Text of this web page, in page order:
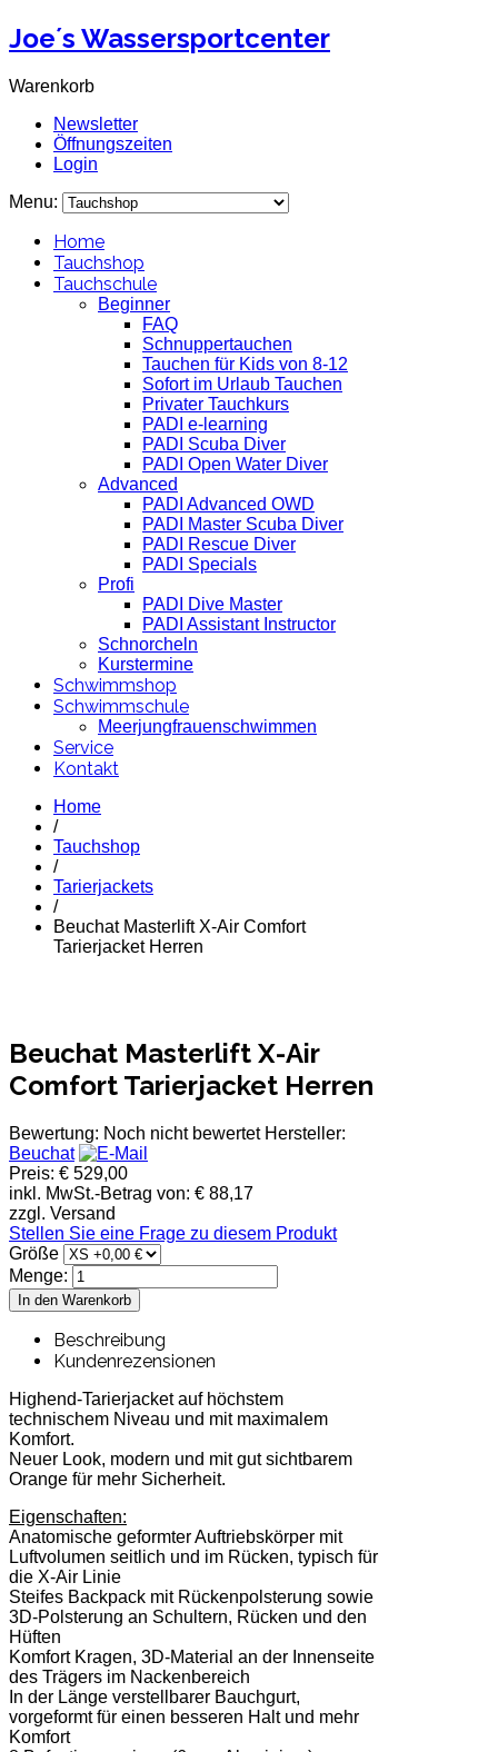
Joe´s Wassersportcenter
Warenkorb
Newsletter
Öffnungszeiten
Login
Menu:
Home
Tauchshop
Tauchschule
Beginner
FAQ
Schnuppertauchen
Tauchen für Kids von 8-12
Sofort im Urlaub Tauchen
Privater Tauchkurs
PADI e-learning
PADI Scuba Diver
PADI Open Water Diver
Advanced
PADI Advanced OWD
PADI Master Scuba Diver
PADI Rescue Diver
PADI Specials
Profi
PADI Dive Master
PADI Assistant Instructor
Schnorcheln
Kurstermine
Schwimmshop
Schwimmschule
Meerjungfrauenschwimmen
Service
Kontakt
Home
/
Tauchshop
/
Tarierjackets
/
Beuchat Masterlift X-Air Comfort
Tarierjacket Herren
Beuchat Masterlift X-Air
Comfort Tarierjacket Herren
Bewertung: Noch nicht bewertet Hersteller:
Beuchat
Preis: € 529,00
inkl. MwSt.-Betrag von: € 88,17
zzgl. Versand
Stellen Sie eine Frage zu diesem Produkt
Größe
Menge:
Beschreibung
Kundenrezensionen
Highend-Tarierjacket auf höchstem
technischem Niveau und mit maximalem
Komfort.
Neuer Look, modern und mit gut sichtbarem
Orange für mehr Sicherheit.
Eigenschaften:
Anatomische geformter Auftriebskörper mit
Luftvolumen seitlich und im Rücken, typisch für
die X-Air Linie
Steifes Backpack mit Rückenpolsterung sowie
3D-Polsterung an Schultern, Rücken und den
Hüften
Komfort Kragen, 3D-Material an der Innenseite
des Trägers im Nackenbereich
In der Länge verstellbarer Bauchgurt,
vorgeformt für einen besseren Halt und mehr
Komfort